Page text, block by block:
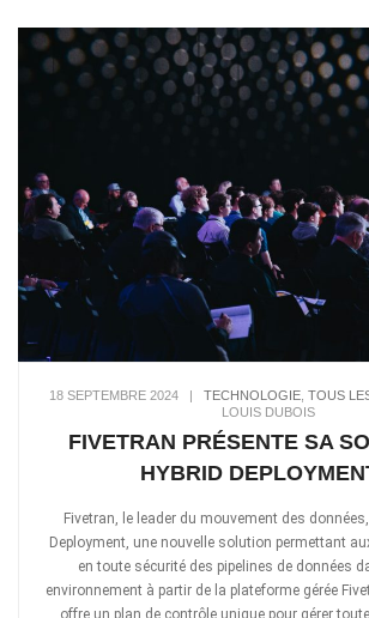
18 SEPTEMBRE 2024| TECHNOLOGIE, TOUS
LOUIS DUBOIS
FIVETRAN PRÉSENTE SA
HYBRID
Fivetran, le leader du mouvement des
Deployment, une nouvelle solution permettant
en toute sécurité des pipelines de données
environnement à partir de la plateforme gérée
offre un plan de contrôle unique pour gérer